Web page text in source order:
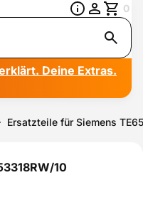
0
Deine Extras.
Ersatzteile für Siemens
10